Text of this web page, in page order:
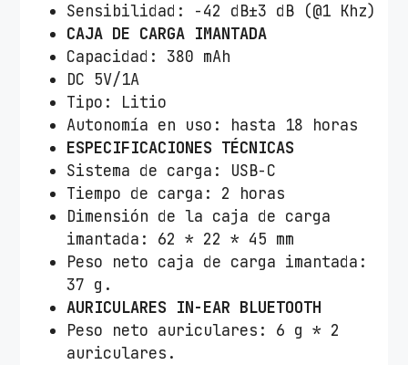
Sensibilidad: -42 dB±3 dB (@1 Khz)
CAJA DE CARGA IMANTADA
Capacidad: 380 mAh
DC 5V/1A
Tipo: Litio
Autonomía en uso: hasta 18 horas
ESPECIFICACIONES TÉCNICAS
Sistema de carga: USB-C
Tiempo de carga: 2 horas
Dimensión de la caja de carga
imantada: 62 * 22 * 45 mm
Peso neto caja de carga imantada:
37 g.
AURICULARES IN-EAR BLUETOOTH
Peso neto auriculares: 6 g * 2
auriculares.